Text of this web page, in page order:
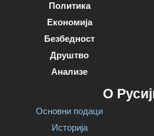
Политика
Економија
Безбедност
Друштво
Анализе
О
Основни подаци
Историја